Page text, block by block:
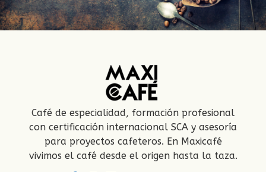
Café de especialidad, formación profesional
con certificación internacional SCA y asesoría
para proyectos cafeteros. En Maxicafé
vivimos el café desde el origen hasta la taza.